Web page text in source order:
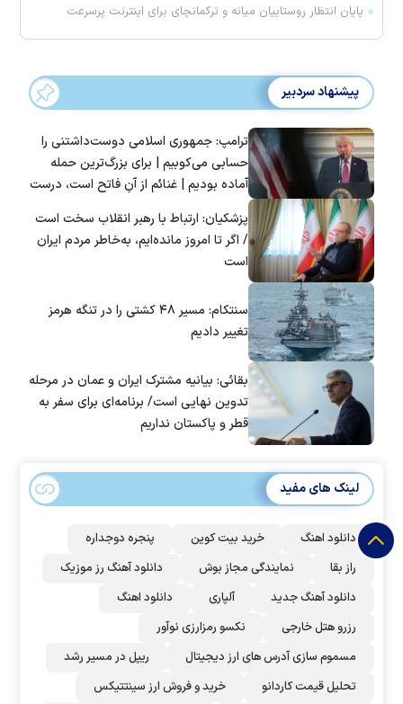
پایان انتظار روستاییان میانه و ترکمانچای برای اینترنت پرسرعت
پیشنهاد سردبیر
ترامپ: جمهوری اسلامی دوست‌داشتنی را
حسابی می‌کوبیم | برای بزرگ‌ترین حمله
آماده بودیم | غنائم از آنِ فاتح است، درست
پزشکیان: ارتباط با رهبر انقلاب سخت است
/ اگر تا امروز مانده‌ایم، به‌خاطر مردم ایران
است
سنتکام: مسیر ۴۸ کشتی را در تنگه هرمز
تغییر دادیم
بقائی: بیانیه مشترک ایران و عمان در مرحله
تدوین نهایی است/ برنامه‌ای برای سفر به
قطر و پاکستان نداریم
لینک های مفید
دانلود اهنگ خرید بیت کوین
پنجره دوجداره
راز بقا
نمایندگی مجاز بوش
دانلود آهنگ رز‌ موزیک
دانلود آهنگ جدید
آلپاری
دانلود اهنگ
رزرو هتل خارجی
نکسو رمزارزی نوآور
مسموم سازی آدرس های ارز دیجیتال
ریپل در مسیر رشد
تحلیل قیمت کاردانو
خرید و فروش ارز سینتتیکس